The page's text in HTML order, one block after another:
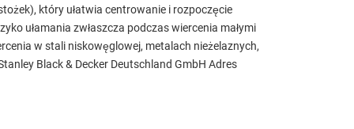
który ułatwia centrowanie i rozpoczęcie
ułamania zwłaszcza podczas wiercenia małymi
w stali niskowęglowej, metalach nieżelaznych,
Black & Decker Deutschland GmbH Adres